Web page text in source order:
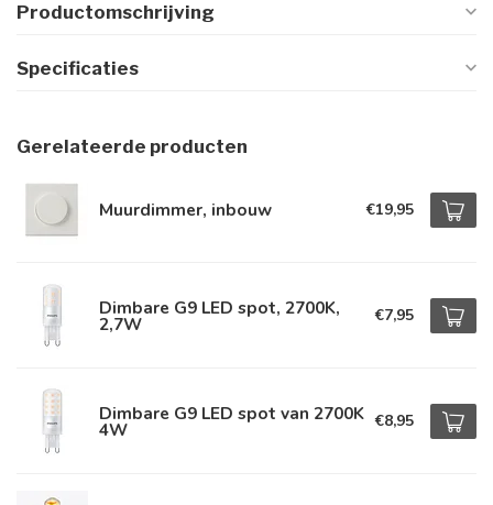
Productomschrijving
Specificaties
Gerelateerde producten
Muurdimmer, inbouw €19,95
Dimbare G9 LED spot, 2700K,
2,7W €7,95
Dimbare G9 LED spot van 2700K
4W €8,95